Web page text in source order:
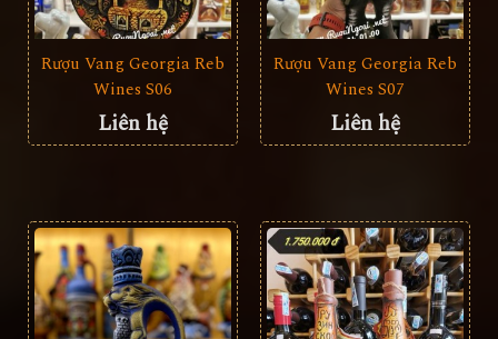
Rượu Vang Georgia Reb
Wines S06
Liên hệ
Rượu Vang Georgia Reb
Wines S07
Liên hệ